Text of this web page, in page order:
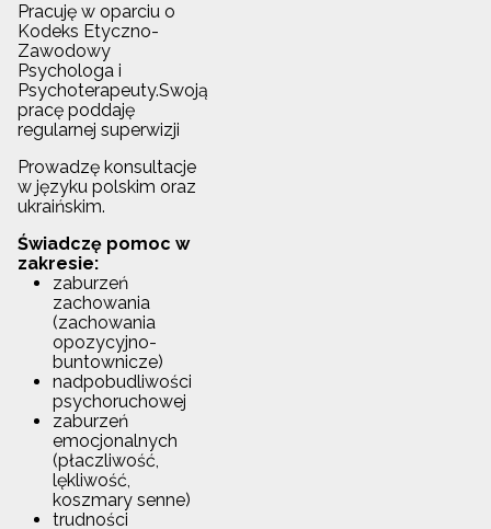
Pracuję w oparciu o
Kodeks Etyczno-
Zawodowy
Psychologa i
Psychoterapeuty.Swoją
pracę poddaję
regularnej superwizji
Prowadzę konsultacje
w języku polskim oraz
ukraińskim.
Świadczę pomoc w
zakresie:
zaburzeń
zachowania
(zachowania
opozycyjno-
buntownicze)
nadpobudliwości
psychoruchowej
zaburzeń
emocjonalnych
(płaczliwość,
lękliwość,
koszmary senne)
trudności